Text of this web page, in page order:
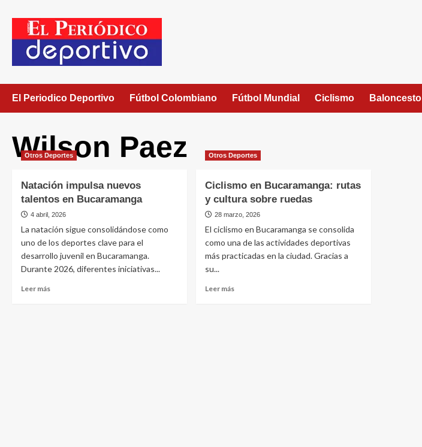
El Periodico Deportivo Fútbol Colombiano Fútbol Mundial Ciclismo Baloncesto
Wilson Paez
Otros Deportes
Natación impulsa nuevos
talentos en Bucaramanga
4 abril, 2026
La natación sigue consolidándose como
uno de los deportes clave para el
desarrollo juvenil en Bucaramanga.
Durante 2026, diferentes iniciativas...
Leer más
Otros Deportes
Ciclismo en Bucaramanga: rutas
y cultura sobre ruedas
28 marzo, 2026
El ciclismo en Bucaramanga se consolida
como una de las actividades deportivas
más practicadas en la ciudad. Gracias a
su...
Leer más